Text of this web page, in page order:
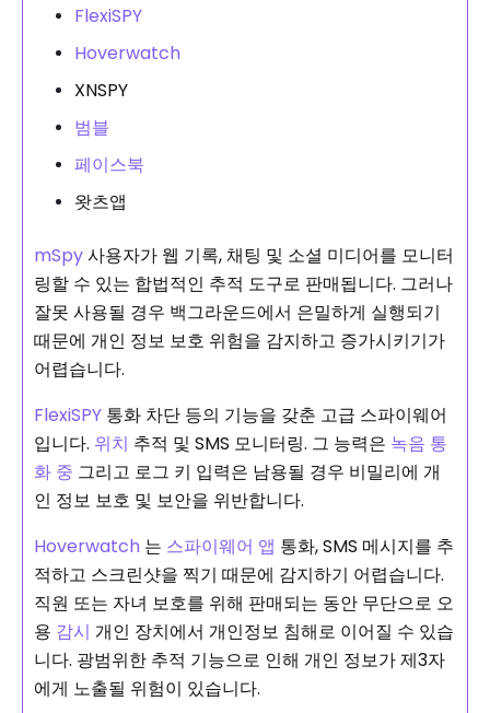
FlexiSPY
Hoverwatch
XNSPY
범블
페이스북
왓츠앱
mSpy사용자가 웹 기록, 채팅 및 소셜 미디어를 모니터
링할 수 있는 합법적인 추적 도구로 판매됩니다. 그러나
잘못 사용될 경우 백그라운드에서 은밀하게 실행되기
때문에 개인 정보 보호 위험을 감지하고 증가시키기가
어렵습니다.
FlexiSPY 통화 차단 등의 기능을 갖춘 고급 스파이웨어
입니다. 위치 추적 및 SMS 모니터링. 그 능력은 녹음 통
화 중 그리고 로그 키 입력은 남용될 경우 비밀리에 개
인 정보 보호 및 보안을 위반합니다.
Hoverwatch 는 스파이웨어 앱 통화, SMS 메시지를 추
적하고 스크린샷을 찍기 때문에 감지하기 어렵습니다.
직원 또는 자녀 보호를 위해 판매되는 동안 무단으로 오
용 감시 개인 장치에서 개인정보 침해로 이어질 수 있습
니다. 광범위한 추적 기능으로 인해 개인 정보가 제3자
에게 노출될 위험이 있습니다.